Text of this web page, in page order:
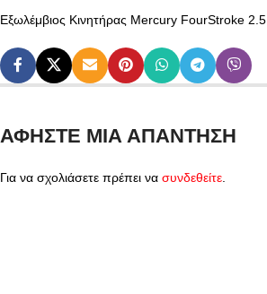
Εξωλέμβιος Κινητήρας Mercury FourStroke 2.5
ΑΦΉΣΤΕ ΜΙΑ ΑΠΆΝΤΗΣΗ
Για να σχολιάσετε πρέπει να συνδεθείτε